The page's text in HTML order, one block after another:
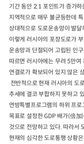
기간 동안 2.1 포인트가 증가
지역적으로 매우 불균등한데
상대적으로 도로운송망이 발달
이렇게 러시아의 포장도로가
운송망과 단절되어 고립된 인
따르면 러시아에는 무려 5만여
연결로가 확보되어 있지 않은
전반적으로 현재 러시아의 도
추세에 결코 부합하지 못하고
연방특별프로그램의 하위 프
목표로 설정한 GDP 배가(倍
것으로 전망하고 있다. 따라서
현재의 심각한 도로통행 상황